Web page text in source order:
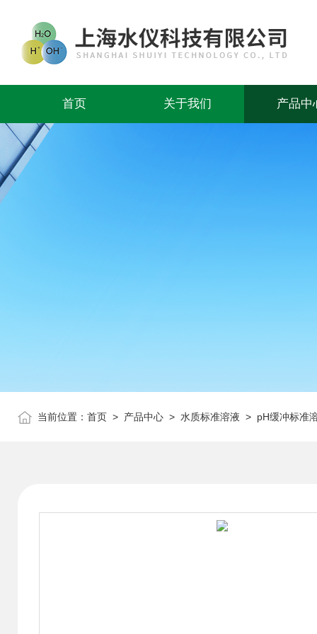
首页 关于我们 产品中
当前位置： 首页 > 产品中心 > 水质标准溶液 > pH缓冲标准